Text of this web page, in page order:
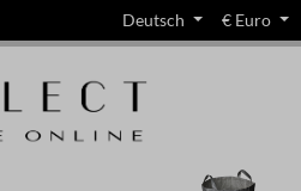
Deutsch € Euro